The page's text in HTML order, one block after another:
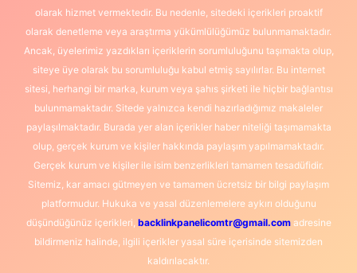
olarak hizmet vermektedir. Bu nedenle, sitedeki içerikleri proaktif
olarak denetleme veya araştırma yükümlülüğümüz bulunmamaktadır.
Ancak, üyelerimiz yazdıkları içeriklerin sorumluluğunu taşımakta olup,
siteye üye olarak bu sorumluluğu kabul etmiş sayılırlar. Bu internet
sitesi, herhangi bir marka, kurum veya şahıs şirketi ile hiçbir bağlantısı
bulunmamaktadır. Sitede yalnızca kendi hazırladığımız makaleler
paylaşılmaktadır. Burada yer alan içerikler haber niteliği taşımamakta
olup, gerçek kurum ve kişiler hakkında paylaşım yapılmamaktadır.
Gerçek kurum ve kişiler ile isim benzerlikleri tamamen tesadüfidir.
Sitemiz, kar amacı gütmeyen ve tamamen ücretsiz bir bilgi paylaşım
platformudur. Hukuka ve yasal düzenlemelere aykırı olduğunu
düşündüğünüz içerikleri, backlinkpanelicomtr@gmail.comadresine
bildirmeniz halinde, ilgili içerikler yasal süre içerisinde sitemizden
kaldırılacaktır.